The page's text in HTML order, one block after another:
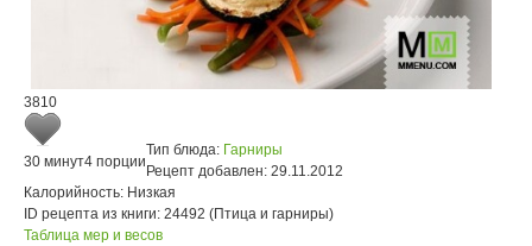
3810
30 минут4 порции
Тип блюда: Гарниры
Рецепт добавлен: 29.11.2012
Калорийность: Низкая
ID рецепта из книги: 24492 (Птица и гарниры)
Таблица мер и весов